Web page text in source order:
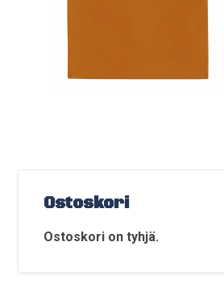
Ostoskori
Ostoskori on tyhjä.